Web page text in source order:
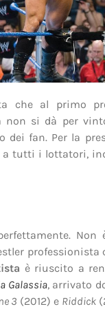
che al primo
non si dà per
dei fan. Per la
tutti i lottatori,
Non
professionista
è riuscito a
Galassia, arrivato
3 (2012) e Riddick